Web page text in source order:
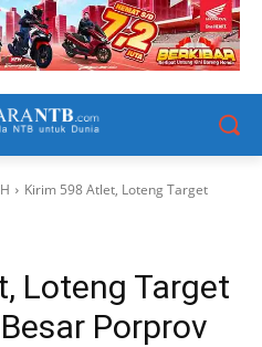
Kirim 598 Atlet, Loteng Target
Loteng Target
Porprov